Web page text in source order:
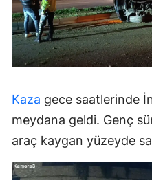
Kaza gece saatlerinde
meydana geldi. Genç
araç kaygan yüzeyde